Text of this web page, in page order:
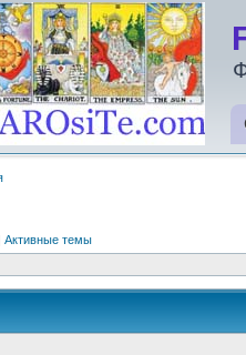
Активные темы